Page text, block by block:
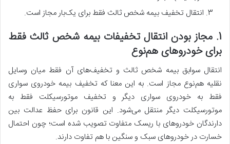
انتقال تخفیف بیمه شخص ثالث فقط برای یک‌بار مجاز است.
1. مجاز بودن انتقال تخفیفات بیمه شخص ثالث فقط
برای خودروهای هم‌نوع
انتقال سوابق بیمه شخص ثالث و تخفیف‌های آن فقط میان وسایل
نقلیه هم‌نوع مجاز است. به این معنا که تخفیف بیمه خودروی سواری
فقط به خودروی سواری دیگر و تخفیف موتورسیکلت فقط به
موتورسیکلت دیگر منتقل می‌شود. این قانون برای حفظ عدالت بین
دارندگان خودروهای با ریسک متفاوت تصویب شده است؛ چون احتمال
خسارت در خودروهای سبک و سنگین با هم تفاوت دارند.